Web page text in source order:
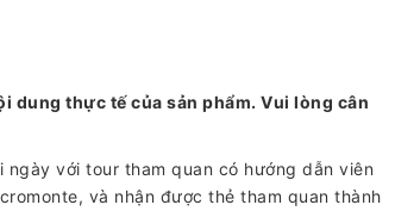
dung thực tế của sản phẩm. Vui lòng cân
với tour tham quan có hướng dẫn viên
và nhận được thẻ tham quan thành